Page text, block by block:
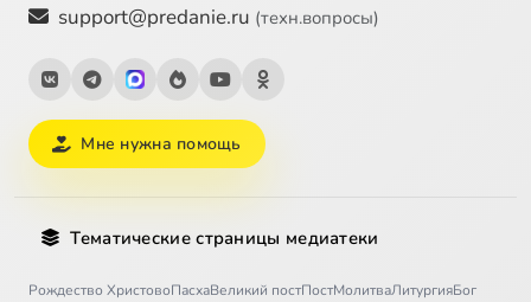
support@predanie.ru (техн.вопросы)
Мне нужна помощь
Тематические страницы медиатеки
Рождество ХристовоПасхаВеликий постПостМолитваЛитургияБог